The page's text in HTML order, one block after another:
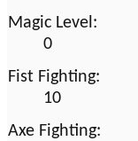
Magic Level:
0
Fist Fighting:
10
Axe Fighting: